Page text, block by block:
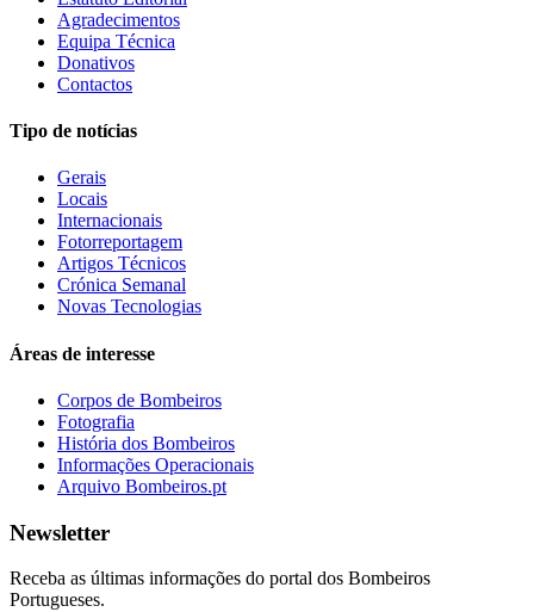
Agradecimentos
Equipa Técnica
Donativos
Contactos
Tipo de notícias
Gerais
Locais
Internacionais
Fotorreportagem
Artigos Técnicos
Crónica Semanal
Novas Tecnologias
Áreas de interesse
Corpos de Bombeiros
Fotografia
História dos Bombeiros
Informações Operacionais
Arquivo Bombeiros.pt
Newsletter
Receba as últimas informações do portal dos Bombeiros
Portugueses.